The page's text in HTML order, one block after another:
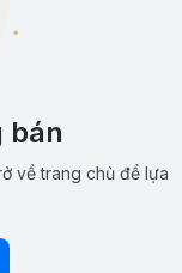
bán
về trang chủ để lựa